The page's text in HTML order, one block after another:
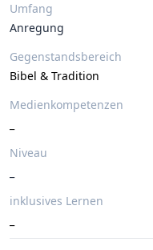
Umfang
Anregung
Gegenstandsbereich
Bibel & Tradition
Medienkompetenzen
Niveau
inklusives Lernen